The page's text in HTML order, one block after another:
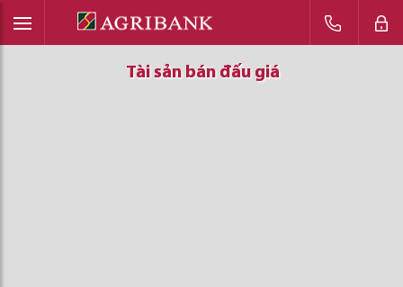
Tài sản bán đấu giá
Tài sản bán đấu giá
Tài sản bán đấu giá